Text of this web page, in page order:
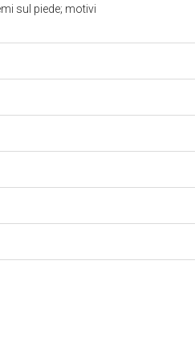
sul piede; motivi